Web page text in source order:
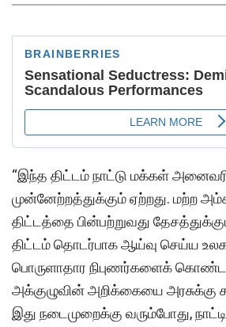
“இந்த திட்டம் நாட்டு மக்கள்
முன்னேற்றத்துக்கும் ஏற்றது. மற்ற
திட்டத்தை பின்பற்றுவது
திட்டம் தொடர்பாக ஆய்வு செய்ய
பொருளாதார நிபுணர்களைக் கொண்ட
அக்குழுவின் அறிக்கையை அரசுக்கு
இது நடைமுறைக்கு வரும்போது,